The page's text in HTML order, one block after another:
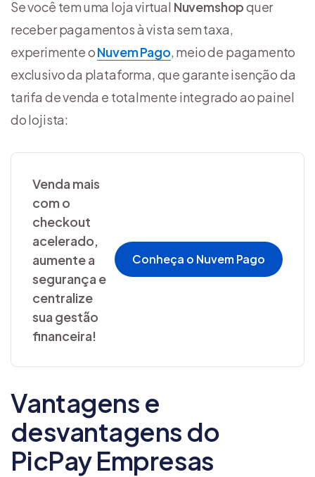
Se você tem uma loja virtual Nuvemshopquer
receber pagamentos à vista sem taxa,
experimente oNuvem Pago, meio de pagamento
exclusivo da plataforma, que garante isenção da
tarifa de venda e totalmente integrado ao painel
do lojista:
Venda mais
com o
checkout
acelerado,
aumente a
segurança e
centralize
sua gestão
financeira!
Conheça o Nuvem Pago
Vantagens e
desvantagens do
PicPay Empresas